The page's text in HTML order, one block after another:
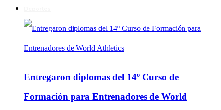
Entregaron diplomas del 14º Curso de
Formación para Entrenadores de World